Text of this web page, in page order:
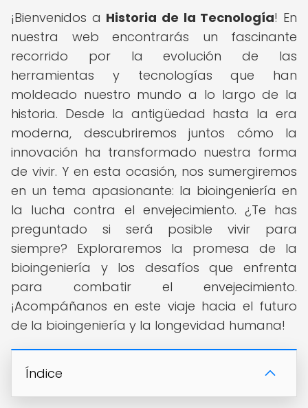
¡Bienvenidos a Historia de la Tecnología! En
nuestra web encontrarás un fascinante
recorrido por la evolución de las
herramientas y tecnologías que han
moldeado nuestro mundo a lo largo de la
historia. Desde la antigüedad hasta la era
moderna, descubriremos juntos cómo la
innovación ha transformado nuestra forma
de vivir. Y en esta ocasión, nos sumergiremos
en un tema apasionante: la bioingeniería en
la lucha contra el envejecimiento. ¿Te has
preguntado si será posible vivir para
siempre? Exploraremos la promesa de la
bioingeniería y los desafíos que enfrenta
para combatir el envejecimiento.
¡Acompáñanos en este viaje hacia el futuro
de la bioingeniería y la longevidad humana!
Índice